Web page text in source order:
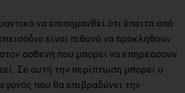
να επισημανθεί ότι έπειτα από
είναι πιθανό να προκληθούν
ασθενή που μπορεί να επηρεάσουν
Σε αυτή την περίπτωση μπορεί ο
που θα επιβραδύνει την